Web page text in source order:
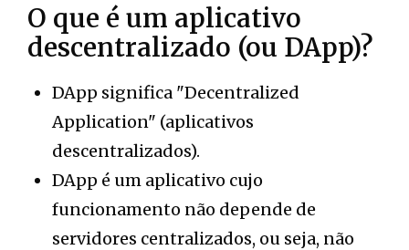
O que é um aplicativo
descentralizado (ou DApp)?
DApp significa "Decentralized
Application" (aplicativos
descentralizados).
DApp é um aplicativo cujo
funcionamento não depende de
servidores centralizados, ou seja, não